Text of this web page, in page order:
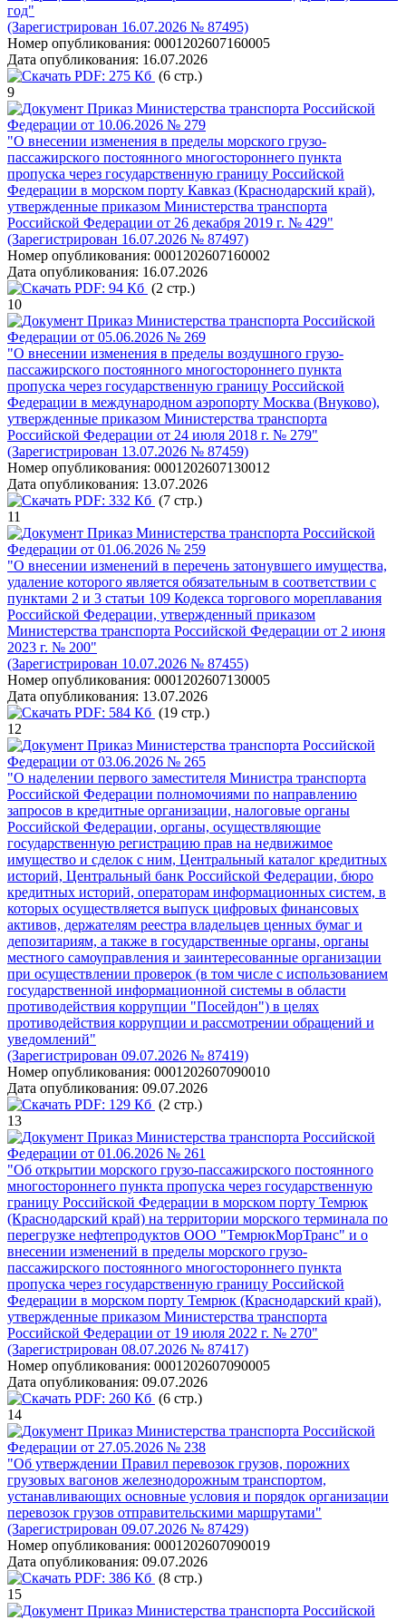
год"
(Зарегистрирован 16.07.2026 № 87495)
Номер опубликования: 0001202607160005
Дата опубликования: 16.07.2026
PDF: 275 Кб (6 стр.)
9
Приказ Министерства транспорта Российской
Федерации от 10.06.2026 № 279
"О внесении изменения в пределы морского грузо-
пассажирского постоянного многостороннего пункта
пропуска через государственную границу Российской
Федерации в морском порту Кавказ (Краснодарский край),
утвержденные приказом Министерства транспорта
Российской Федерации от 26 декабря 2019 г. № 429"
(Зарегистрирован 16.07.2026 № 87497)
Номер опубликования: 0001202607160002
Дата опубликования: 16.07.2026
PDF: 94 Кб (2 стр.)
10
Приказ Министерства транспорта Российской
Федерации от 05.06.2026 № 269
"О внесении изменения в пределы воздушного грузо-
пассажирского постоянного многостороннего пункта
пропуска через государственную границу Российской
Федерации в международном аэропорту Москва (Внуково),
утвержденные приказом Министерства транспорта
Российской Федерации от 24 июля 2018 г. № 279"
(Зарегистрирован 13.07.2026 № 87459)
Номер опубликования: 0001202607130012
Дата опубликования: 13.07.2026
PDF: 332 Кб (7 стр.)
11
Приказ Министерства транспорта Российской
Федерации от 01.06.2026 № 259
"О внесении изменений в перечень затонувшего имущества,
удаление которого является обязательным в соответствии с
пунктами 2 и 3 статьи 109 Кодекса торгового мореплавания
Российской Федерации, утвержденный приказом
Министерства транспорта Российской Федерации от 2 июня
2023 г. № 200"
(Зарегистрирован 10.07.2026 № 87455)
Номер опубликования: 0001202607130005
Дата опубликования: 13.07.2026
PDF: 584 Кб (19 стр.)
12
Приказ Министерства транспорта Российской
Федерации от 03.06.2026 № 265
"О наделении первого заместителя Министра транспорта
Российской Федерации полномочиями по направлению
запросов в кредитные организации, налоговые органы
Российской Федерации, органы, осуществляющие
государственную регистрацию прав на недвижимое
имущество и сделок с ним, Центральный каталог кредитных
историй, Центральный банк Российской Федерации, бюро
кредитных историй, операторам информационных систем, в
которых осуществляется выпуск цифровых финансовых
активов, держателям реестра владельцев ценных бумаг и
депозитариям, а также в государственные органы, органы
местного самоуправления и заинтересованные организации
при осуществлении проверок (в том числе с использованием
государственной информационной системы в области
противодействия коррупции "Посейдон") в целях
противодействия коррупции и рассмотрении обращений и
уведомлений"
(Зарегистрирован 09.07.2026 № 87419)
Номер опубликования: 0001202607090010
Дата опубликования: 09.07.2026
PDF: 129 Кб (2 стр.)
13
Приказ Министерства транспорта Российской
Федерации от 01.06.2026 № 261
"Об открытии морского грузо-пассажирского постоянного
многостороннего пункта пропуска через государственную
границу Российской Федерации в морском порту Темрюк
(Краснодарский край) на территории морского терминала по
перегрузке нефтепродуктов ООО "ТемрюкМорТранс" и о
внесении изменений в пределы морского грузо-
пассажирского постоянного многостороннего пункта
пропуска через государственную границу Российской
Федерации в морском порту Темрюк (Краснодарский край),
утвержденные приказом Министерства транспорта
Российской Федерации от 19 июля 2022 г. № 270"
(Зарегистрирован 08.07.2026 № 87417)
Номер опубликования: 0001202607090005
Дата опубликования: 09.07.2026
PDF: 260 Кб (6 стр.)
14
Приказ Министерства транспорта Российской
Федерации от 27.05.2026 № 238
"Об утверждении Правил перевозок грузов, порожних
грузовых вагонов железнодорожным транспортом,
устанавливающих основные условия и порядок организации
перевозок грузов отправительскими маршрутами"
(Зарегистрирован 09.07.2026 № 87429)
Номер опубликования: 0001202607090019
Дата опубликования: 09.07.2026
PDF: 386 Кб (8 стр.)
15
Приказ Министерства транспорта Российской